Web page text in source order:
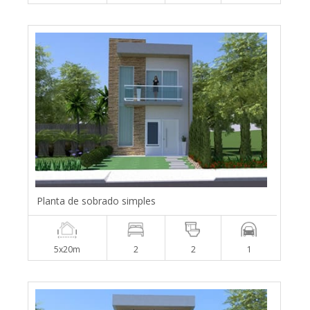
Planta de sobrado simples
5x20m 2 2 1